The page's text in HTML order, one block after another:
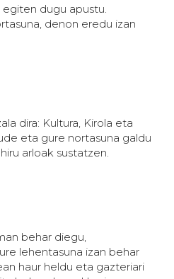
dugu apustu.
denon eredu izan
dira: Kultura, Kirola eta
eta gure nortasuna galdu
arloak sustatzen.
behar diegu,
lehentasuna izan behar
haur heldu eta gazteriari